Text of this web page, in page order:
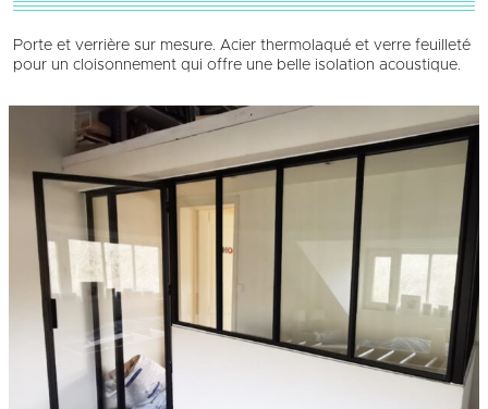
Porte et verrière sur mesure. Acier thermolaqué et verre feuilleté
pour un cloisonnement qui offre une belle isolation acoustique.